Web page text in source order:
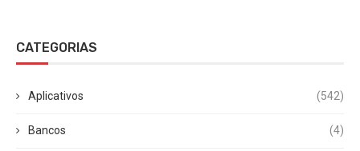
CATEGORIAS
Aplicativos (542)
Bancos (4)